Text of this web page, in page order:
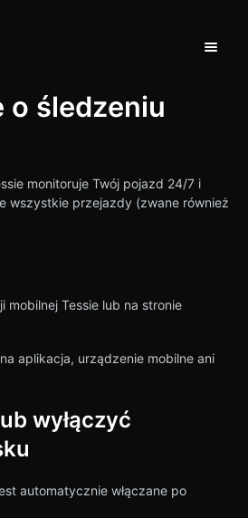
dla domu
o śledzeniu
monitoruje Twój pojazd 24/7 i
wszystkie przejazdy (zwane również
mobilnej Tessie lub na stronie
aplikacja, urządzenie mobilne ani
wyłączyć
automatycznie włączane po